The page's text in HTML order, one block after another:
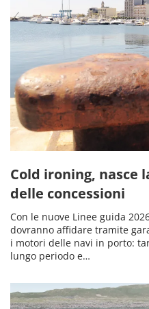
Cold ironing, nasce
delle concessioni
Con le nuove Linee guida
dovranno affidare tramite
i motori delle navi in porto:
lungo periodo e…